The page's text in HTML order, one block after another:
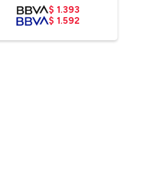
$ 1.393
$ 1.592